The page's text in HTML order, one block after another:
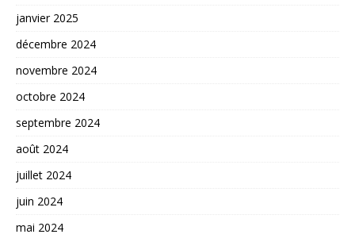
janvier 2025
décembre 2024
novembre 2024
octobre 2024
septembre 2024
août 2024
juillet 2024
juin 2024
mai 2024